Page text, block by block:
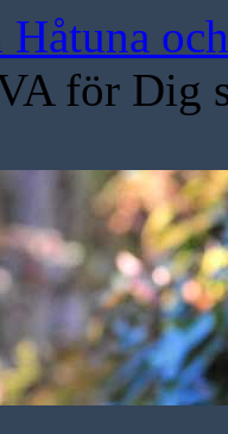
för Dig